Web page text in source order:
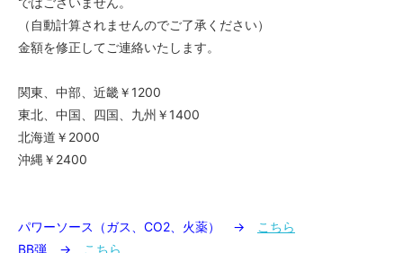
（自動計算されませんのでご了承ください）
金額を修正してご連絡いたします。
関東、中部、近畿￥1200
東北、中国、四国、九州￥1400
北海道￥2000
沖縄￥2400
パワーソース（ガス、CO2、火薬） →
こちら
BB弾 →
こちら